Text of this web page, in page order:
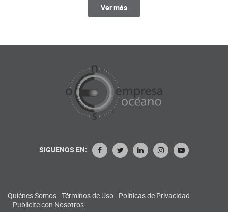
Ver más
SIGUENOS EN:
Quiénes Somos Términos de Uso Políticas de Privacidad
Publicite con Nosotros